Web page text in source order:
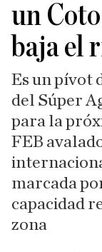
un
baja el
Es un pívot
del Súper
para la
FEB
marcada
capacidad
zona